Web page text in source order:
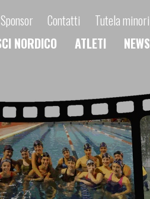
Sponsor Contatti
Tutela minori
NORDICO
ATLETI NEWS